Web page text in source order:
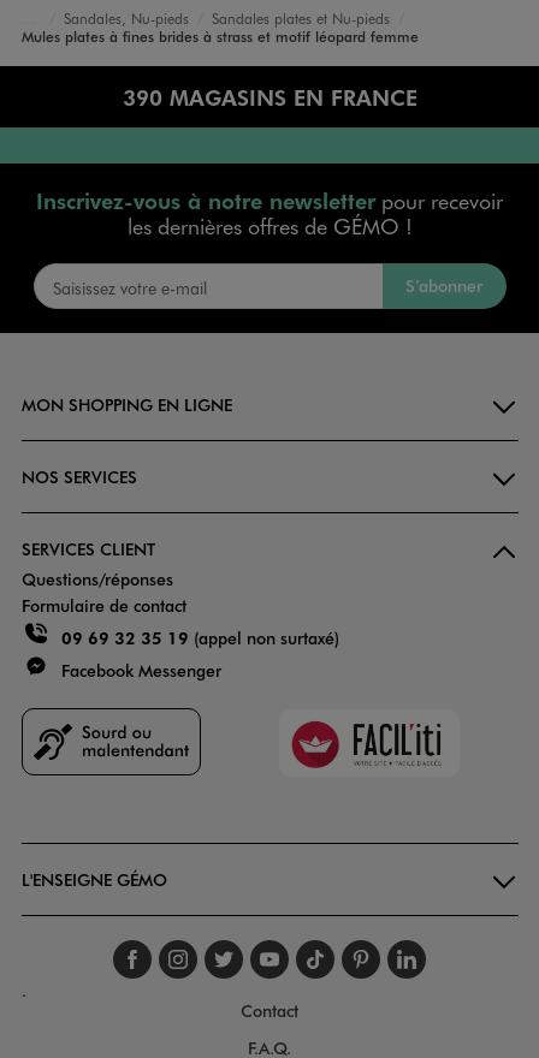
Accueil
Femme
Chaussures
Sandales, Nu-pieds
Sandales plates et Nu-pieds
Mules plates à fines brides à strass et motif léopard femme
390 MAGASINS EN FRANCE
Inscrivez-vous à notre newsletterpour recevoir
les dernières offres de GÉMO !
S’abonner
MON SHOPPING EN LIGNE
NOS SERVICES
SERVICES CLIENT
Questions/réponses
Formulaire de contact
09 69 32 35 19 (appel non surtaxé)
Facebook Messenger
Faciliti
L'ENSEIGNE GÉMO
Suivez-nous sur
Suivez-nous sur
Suivez-nous sur
Suivez-nous
Suivez-nous
Suivez-
.
Contact
F.A.Q.